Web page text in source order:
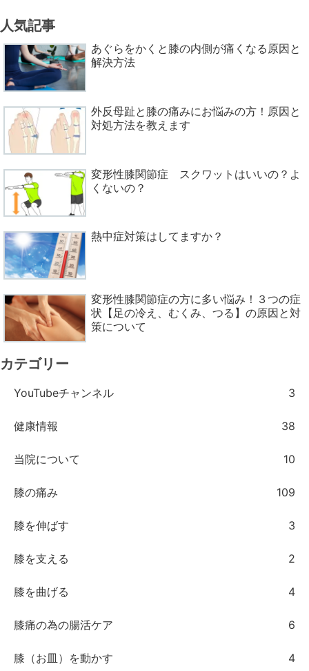
人気記事
あぐらをかくと膝の内側が痛くなる原因と
解決方法
外反母趾と膝の痛みにお悩みの方！原因と
対処方法を教えます
変形性膝関節症 スクワットはいいの？よ
くないの？
熱中症対策はしてますか？
変形性膝関節症の方に多い悩み！３つの症
状【足の冷え、むくみ、つる】の原因と対
策について
カテゴリー
YouTubeチャンネル 3
健康情報 38
当院について 10
膝の痛み 109
膝を伸ばす 3
膝を支える 2
膝を曲げる 4
膝痛の為の腸活ケア 6
膝（お皿）を動かす 4